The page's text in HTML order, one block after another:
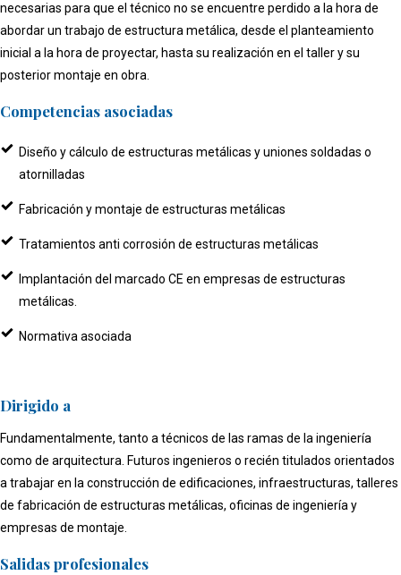
necesarias para que el técnico no se encuentre perdido a la hora de
abordar un trabajo de estructura metálica, desde el planteamiento
inicial a la hora de proyectar, hasta su realización en el taller y su
posterior montaje en obra.
Competencias asociadas
Diseño y cálculo de estructuras metálicas y uniones soldadas o
atornilladas
Fabricación y montaje de estructuras metálicas
Tratamientos anti corrosión de estructuras metálicas
Implantación del marcado CE en empresas de estructuras
metálicas.
Normativa asociada
Dirigido a
Fundamentalmente, tanto a técnicos de las ramas de la ingeniería
como de arquitectura. Futuros ingenieros o recién titulados orientados
a trabajar en la construcción de edificaciones, infraestructuras, talleres
de fabricación de estructuras metálicas, oficinas de ingeniería y
empresas de montaje.
Salidas profesionales